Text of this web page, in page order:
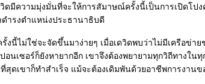
วิดมีความมุ่งมั่นที่จะให้การสัมาษณ์ครั้งนี้เป็นการเปิดโป
ดำรงตำแหน่งประธานาธิบดี
นี้ไม่ใช่จะจัดขึ้นมาง่ายๆ เมื่อเดวิดพบว่าไม่มีเครือข่าย
นเซอร์ก็ยังหายากอีก เขาจึงต้องพยายามทุกวิถีทางใน
สุดเขาก็ทำสำเร็จ แม้จะต้องเดิมพันด้วยอาชีพการงานข